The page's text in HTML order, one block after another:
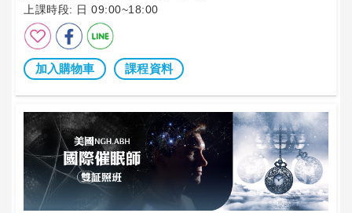
上課時段: 日 09:00~18:00
加入購物車 課程資料